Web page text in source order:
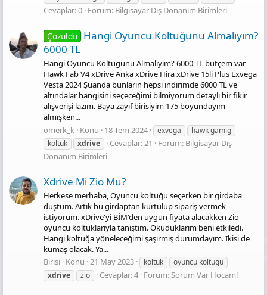
Cevaplar: 0 Forum: Bilgisayar Dış Donanım Birimleri
Çözüldü Hangi Oyuncu Koltuğunu Almalıyım?
6000 TL
Hangi Oyuncu Koltuğunu Almalıyım? 6000 TL bütçem var
Hawk Fab V4 xDrive Anka xDrive Hira xDrive 15li Plus Exvega
Vesta 2024 Şuanda bunların hepsi indirimde 6000 TL ve
altındalar hangisini seçeceğimi bilmiyorum detaylı bir fikir
alışverişi lazım. Baya zayıf birisiyim 175 boyundayım
almışken...
omerk_k Konu 18 Tem 2024 exvega
hawk gamig
koltuk
xdrive Cevaplar: 21 Forum: Bilgisayar Dış
Donanım Birimleri
Xdrive Mi Zio Mu?
Herkese merhaba, Oyuncu koltuğu seçerken bir girdaba
düştüm. Artık bu girdaptan kurtulup sipariş vermek
istiyorum. xDrive'yi BİM'den uygun fiyata alacakken Zio
oyuncu koltuklarıyla tanıştım. Okuduklarım beni etkiledi.
Hangi koltuğa yöneleceğimi şaşırmış durumdayım. İkisi de
kumaş olacak. Ya...
Birisi Konu 21 May 2023 koltuk
oyuncu koltugu
xdrive
zio Cevaplar: 4 Forum:Sorum Var Hocam!